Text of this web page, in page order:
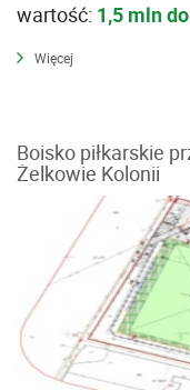
wartość: 1,5 mln
Więcej
Boisko piłkarskie
Żelkowie Kolonii